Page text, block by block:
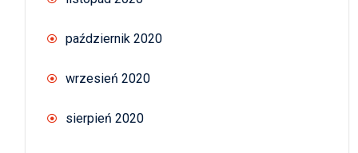
październik 2020
wrzesień 2020
sierpień 2020